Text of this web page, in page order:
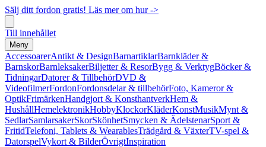
Sälj ditt fordon gratis! Läs mer om hur ->
Till innehållet
Meny
AccessoarerAntikt & DesignBarnartiklarBarnkläder &
BarnskorBarnleksakerBiljetter & ResorBygg & VerktygBöcker &
TidningarDatorer & TillbehörDVD &
VideofilmerFordonFordonsdelar & tillbehörFoto, Kameror &
OptikFrimärkenHandgjort & KonsthantverkHem &
HushållHemelektronikHobbyKlockorKläderKonstMusikMynt &
SedlarSamlarsakerSkorSkönhetSmycken & ÄdelstenarSport &
FritidTelefoni, Tablets & WearablesTrädgård & VäxterTV-spel &
DatorspelVykort & BilderÖvrigtInspiration